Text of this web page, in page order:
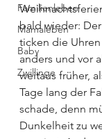
Familienleben
Mamaleben
Baby
Zwillinge
bald wieder:
ticken die
anders und vor
weitaus früher,
Tage lang der
schade, denn
Dunkelheit zu